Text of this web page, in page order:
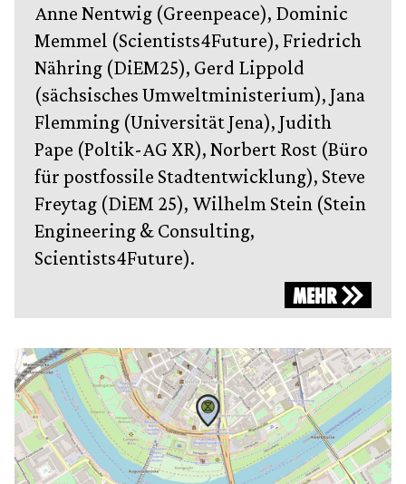
Anne Nentwig (Greenpeace), Dominic
Memmel (Scientists4Future), Friedrich
Nähring (DiEM25), Gerd Lippold
(sächsisches Umweltministerium), Jana
Flemming (Universität Jena), Judith
Pape (Poltik-AG XR), Norbert Rost (Büro
für postfossile Stadtentwicklung), Steve
Freytag (DiEM 25), Wilhelm Stein (Stein
Engineering &‌ Consulting,
Scientists4Future).
MEHR